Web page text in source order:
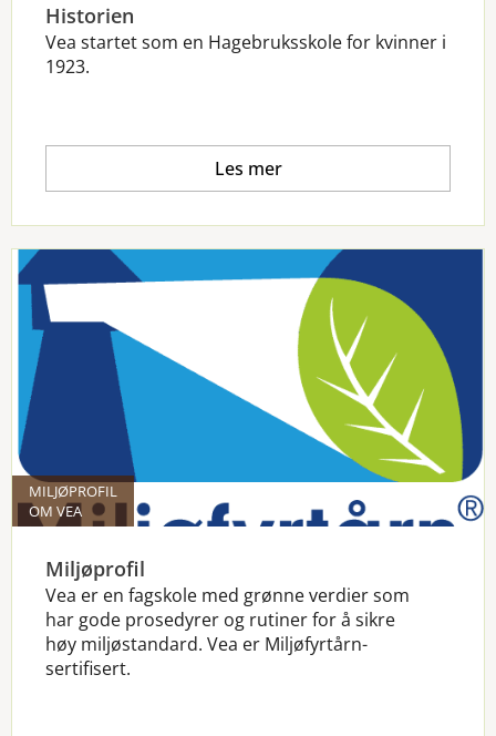
Historien
Vea startet som en Hagebruksskole for kvinner i
1923.
Les mer
MILJØPROFIL
OM VEA
Miljøprofil
Vea er en fagskole med grønne verdier som
har gode prosedyrer og rutiner for å sikre
høy miljøstandard. Vea er Miljøfyrtårn-
sertifisert.